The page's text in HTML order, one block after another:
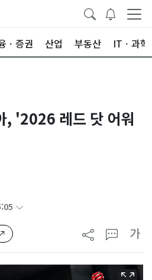
ㆍ증권 산업 부동산 ITㆍ과학
, '2026 레드 닷 어워
가